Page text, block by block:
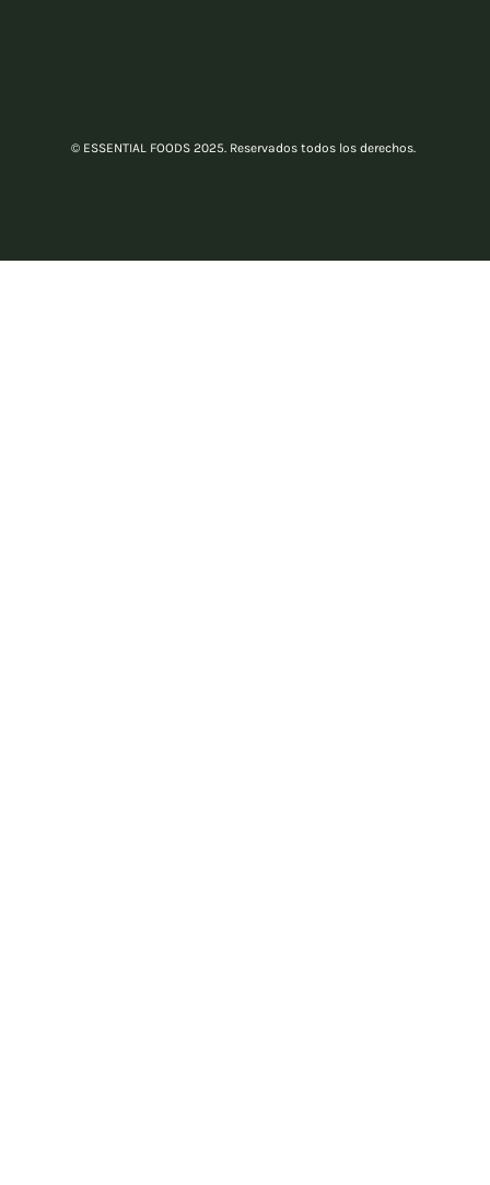
© ESSENTIAL FOODS 2025. Reservados todos los derechos.